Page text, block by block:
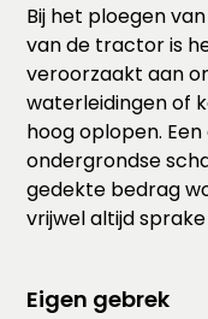
Bij het ploegen
van de tractor is
veroorzaakt aan
waterleidingen of
hoog oplopen.
ondergrondse
gedekte bedrag
vrijwel altijd
Eigen gebrek